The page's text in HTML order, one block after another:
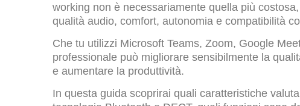
working non è necessariamente quella più
qualità audio, comfort, autonomia e compatibilità
Che tu utilizzi Microsoft Teams, Zoom, Google
professionale può migliorare sensibilmente la
e aumentare la produttività.
In questa guida scoprirai quali caratteristiche